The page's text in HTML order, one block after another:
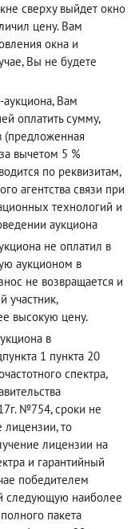
сверху выйдет окно
цену. Вам
окна и
Вы не будете
Вам
оплатить сумму,
(предложенная
вычетом 5 %
по реквизитам,
агентства связи при
технологий и
аукциона
не оплатил в
аукционом в
не возвращается и
участник,
высокую цену.
в
1 пункта 20
спектра,
№754, сроки не
лицензии, то
лицензии на
и гарантийный
победителем
следующую наиболее
пакета